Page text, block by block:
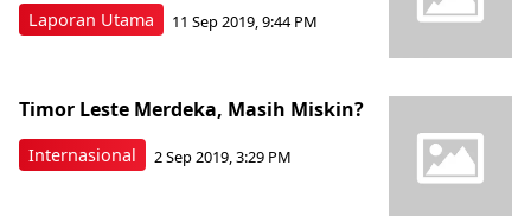
Laporan Utama 11 Sep 2019, 9:44 PM
Internasional
Timor Leste Merdeka, Masih Miskin?
2 Sep 2019, 3:29 PM